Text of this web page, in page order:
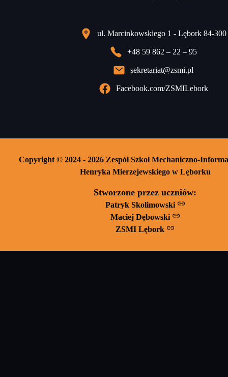
ul. Marcinkowskiego 1 - Lębork 84-300
+48 59 862 – 22 – 95
sekretariat@zsmi.pl
Facebook.com/ZSMILebork
Copyright © 2024 - 2026 Zespół Szkoł Mechaniczno-
Henryka Mierzejewskiego w Lęborku
Stworzone przez uczniów:
Patryk Skolimowski
Maciej Dębowski
ZSMI Lębork